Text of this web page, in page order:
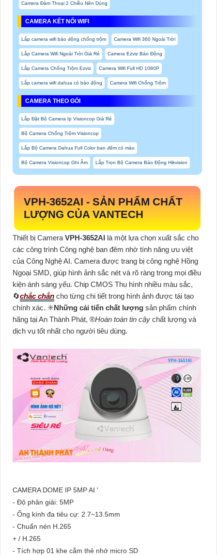
Camera Đàm Thoại 2 Chiều Nên Dùng
CAMERA KẾT NỐI WIFI
Lắp camera wifi báo động chống trộm Camera Wifi 360 Ngoài Trời
Lắp Camera Wifi Ngoài Trời Giá Rẻ Camera Ezviz Báo Động
Lắp Camera Chống Trộm Ezviz Camera Wifi Full HD 1080P
Lắp camera wifi dahua có báo động Camera Wifi Chống Trộm
CAMERA THEO GÓI
Lắp Đặt Bộ Camera Ip Visioncop Giá Rẻ
Bộ Camera Chống Trộm Visioncop
Lắp Bộ Camera Dahua Full Color ban đêm có màu
Bộ Camera Visioncop Ghi Âm Lắp Trọn Bộ Camera Báo Động Hikvision
VPH-3652AI - SẢN PHẨM CHẤT
LƯỢNG CỦA VANTECH
Thiết bị Camera VPH-3652AI là một lựa chọn xuất sắc cho
các công trình Công nghệ ban đêm nhờ tính năng ưu việt
của Công Nghệ AI. Camera được trang bị công nghệ Hồng
Ngoại SMD, giúp hình ảnh sắc nét và rõ ràng trong mọi điều
kiện ánh sáng yếu. Chip CMOS Thu hình nhiều màu sắc,
🔄chắc chắn cho từng chi tiết trong hình ảnh được tái tạo
chính xác. ✳️Những cải tiến chất lượng sản phẩm chính
hãng tại An Thành Phát, ®️Hoàn toàn tin cậy chất lượng và
dịch vụ tốt nhất cho người tiêu dùng.
CAMERA DOME IP 5MP AI '
- Độ phân giải: 5MP
- Ống kính đa tiêu cự: 2.7~13.5mm
- Chuẩn nén H.265
+ / H.265
- Tích hợp 01 khe cắm thẻ nhớ micro SD